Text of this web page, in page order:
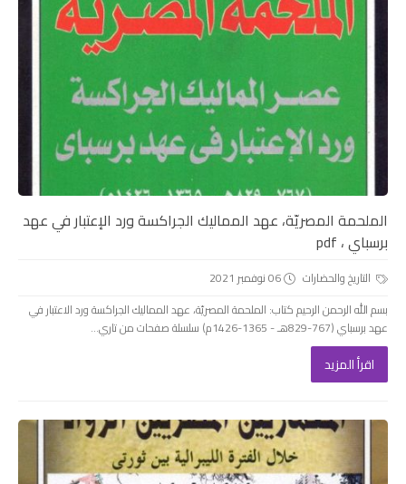
الملحمة المصريّة، عهد المماليك الجراكسة ورد الإعتبار في عهد
برسباي ، pdf
التاريخ والحضارات
06 نوفمبر 2021
بسم الله الرحمن الرحيم كتاب: الملحمة المصريّة، عهد المماليك الجراكسة ورد الاعتبار في
عهد برسباي (767-829هـ - 1365-1426م) سلسلة صفحات من تاري...
اقرأ المزيد